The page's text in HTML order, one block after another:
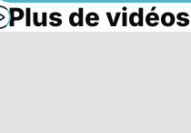
Plus de vidéos